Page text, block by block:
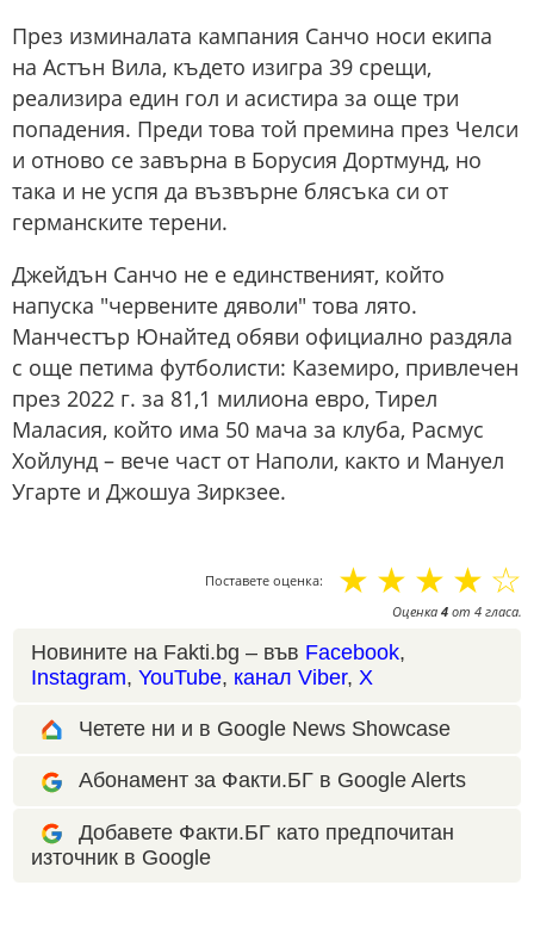
През изминалата кампания Санчо носи екипа
на Астън Вила, където изигра 39 срещи,
реализира един гол и асистира за още три
попадения. Преди това той премина през Челси
и отново се завърна в Борусия Дортмунд, но
така и не успя да възвърне блясъка си от
германските терени.
Джейдън Санчо не е единственият, който
напуска "червените дяволи" това лято.
Манчестър Юнайтед обяви официално раздяла
с още петима футболисти: Каземиро, привлечен
през 2022 г. за 81,1 милиона евро, Тирел
Маласия, който има 50 мача за клуба, Расмус
Хойлунд – вече част от Наполи, както и Мануел
Угарте и Джошуа Зиркзее.
Поставете оценка: ☆
☆
☆
☆
☆
Оценка 4 от 4 гласа.
Новините на Fakti.bg – във Facebook,
Instagram, YouTube, канал Viber, X
Четете ни и в Google News Showcase
Абонамент за Факти.БГ в Google Alerts
Добавете Факти.БГ като предпочитан
източник в Google